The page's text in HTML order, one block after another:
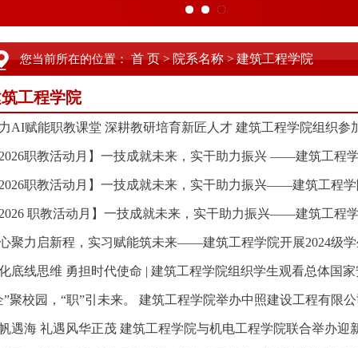
您当前所在的位置：首 页>院系名称>建筑工程学院
工程学院
AI赋能职教课堂 深耕教研培育新匠人才 建筑工程学院组织参
职教活动月】一技成就未来，实干助力振兴 ——建筑工程
职教活动月】一技成就未来，实干助力振兴——建筑工程
职教活动月】一技成就未来，实干助力振兴——建筑工程
聚力启新程，实习赋能筑未来——建筑工程学院开展2024级
底线思维 勇担时代使命 | 建筑工程学院组织学生观看总体国
”聚校园，“职”引未来。 建筑工程学院举办中照建设工程有限
遇海 礼遇风华正茂 建筑工程学院与机电工程学院联合举办迎